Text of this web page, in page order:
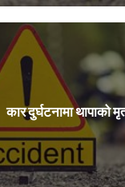
कार दुर्घटनामा थापाको